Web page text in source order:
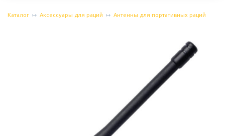
Каталог Аксессуары для раций Антенны для портативных раций